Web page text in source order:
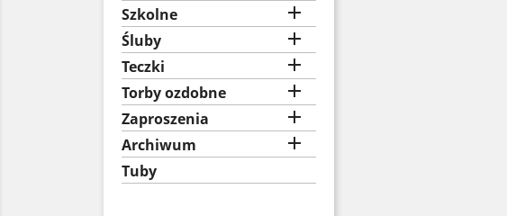
Szkolne 
Śluby 
Teczki 
Torby ozdobne 
Zaproszenia 
Archiwum 
Tuby